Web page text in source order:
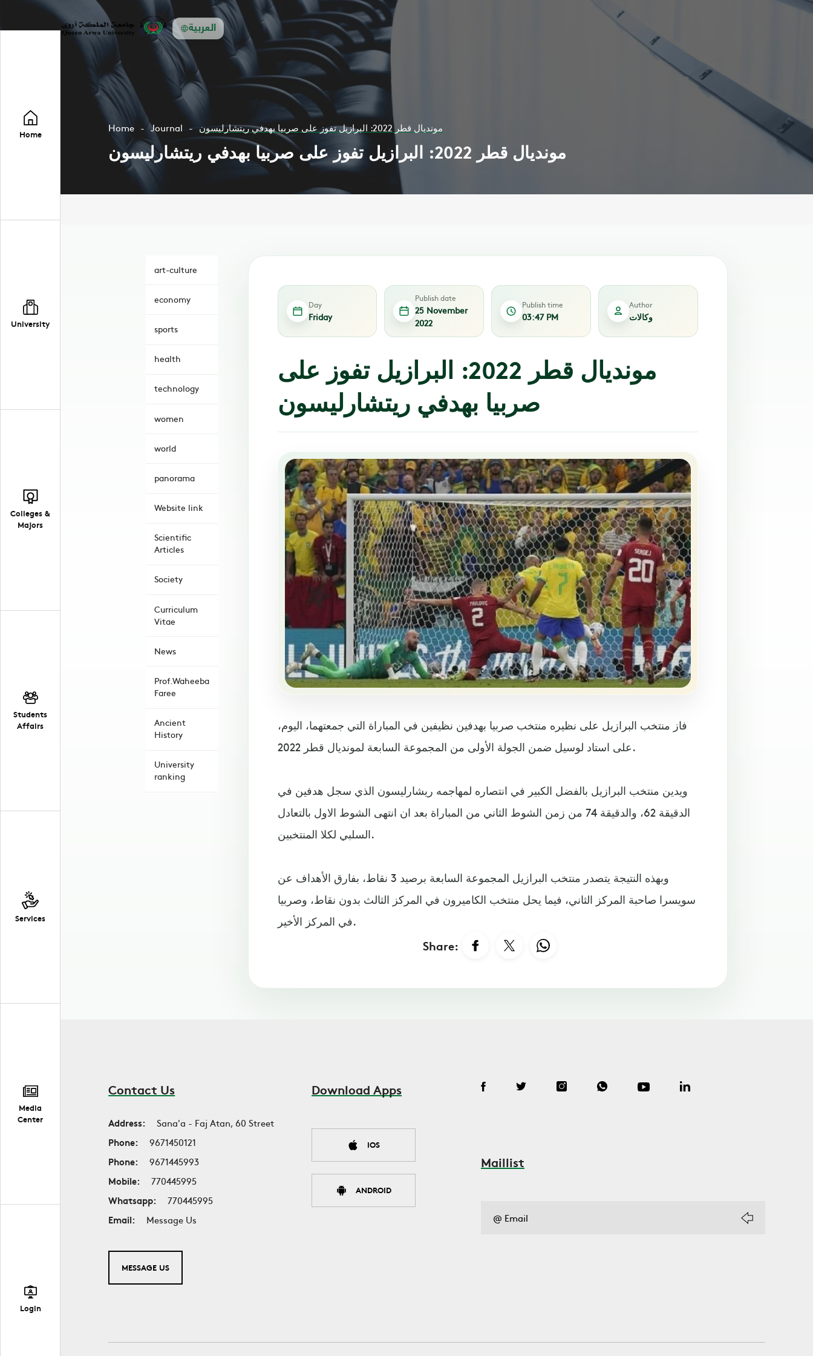
العربية
Home
University
Colleges &
Majors
Students
Affairs
Services
Media
Center
Login
Home Journal مونديال قطر 2022: البرازيل تفوز على صربيا بهدفي ريتشارليسون
مونديال قطر 2022: البرازيل تفوز على صربيا بهدفي ريتشارليسون
art-culture
economy
sports
health
technology
women
world
panorama
Website link
Scientific
Articles
Society
Curriculum
Vitae
News
Prof.Waheeba
Faree
Ancient
History
University
ranking
Day
Friday
Publish date
25 November
2022
Publish time
03:47 PM
Author
وكالات
مونديال قطر 2022: البرازيل تفوز على
صربيا بهدفي ريتشارليسون
فاز منتخب البرازيل على نظيره منتخب صربيا بهدفين نظيفين في المباراة التي جمعتهما، اليوم،
على استاد لوسيل ضمن الجولة الأولى من المجموعة السابعة لمونديال قطر 2022.
ويدين منتخب البرازيل بالفضل الكبير في انتصاره لمهاجمه ريشارليسون الذي سجل هدفين في
الدقيقة 62، والدقيقة 74 من زمن الشوط الثاني من المباراة بعد ان انتهى الشوط الاول بالتعادل
السلبي لكلا المنتخبين.
وبهذه النتيجة يتصدر منتخب البرازيل المجموعة السابعة برصيد 3 نقاط، بفارق الأهداف عن
سويسرا صاحبة المركز الثاني، فيما يحل منتخب الكاميرون في المركز الثالث بدون نقاط، وصربيا
في المركز الأخير.
Share:
Contact Us
Address:
Sana'a - Faj Atan, 60 Street
Phone:
9671450121
Phone:
9671445993
Mobile:
770445995
Whatsapp:
770445995
Email:
Message Us
MESSAGE US
Download Apps
IOS
ANDROID
Maillist